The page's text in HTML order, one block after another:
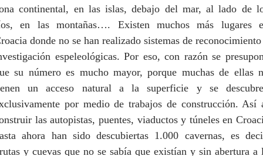
continental, en las islas, debajo del mar, al lado de
en las montañas…. Existen muchos más lugares
donde no se han realizado sistemas de reconocimiento
espeleológicas. Por eso, con razón se
su número es mucho mayor, porque muchas de ellas
un acceso natural a la superficie y se
por medio de trabajos de construcción. Así
las autopistas, puentes, viaductos y túneles en
ahora han sido descubiertas 1.000 cavernas, es
y cuevas que no se sabía que existían y sin abertura a